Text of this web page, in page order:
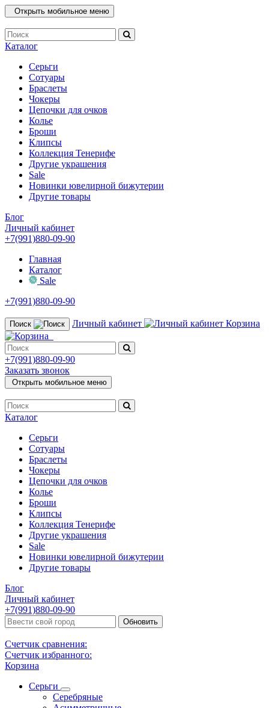
Открыть мобильное меню
Каталог
Серьги
Сотуары
Браслеты
Чокеры
Цепочки для очков
Колье
Броши
Клипсы
Коллекция Тенерифе
Другие украшения
Sale
Новинки ювелирной бижутерии
Другие товары
Блог
Личный кабинет
+7(991)880-09-90
Главная
Каталог
Sale
+7(991)880-09-90
Поиск Личный кабинет Корзина
+7(991)880-09-90
Заказать звонок
Открыть мобильное меню
Каталог
Серьги
Сотуары
Браслеты
Чокеры
Цепочки для очков
Колье
Броши
Клипсы
Коллекция Тенерифе
Другие украшения
Sale
Новинки ювелирной бижутерии
Другие товары
Блог
Личный кабинет
+7(991)880-09-90
Обновить
Счетчик сравнения:
Счетчик избранного:
Корзина
Серьги
Серебряные